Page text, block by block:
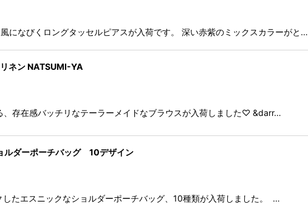
になびくロングタッセルピアスが入荷です。 深い赤紫のミックスカラーがと…
ネン NATSUMI-YA
存在感バッチリなテーラーメイドなブラウスが入荷しました♡ &darr…
ダーポーチバッグ 10デザイン
たエスニックなショルダーポーチバッグ、10種類が入荷しました。 …